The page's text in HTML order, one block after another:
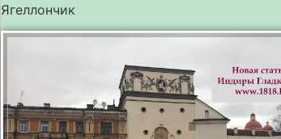
Ягеллончик